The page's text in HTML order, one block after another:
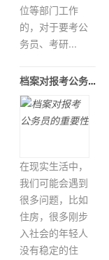
位等部门工作
的，对于要考公
务员、考研...
档案对报考公务员的重要性
在现实生活中，
我们可能会遇到
很多问题，比如
住房，很多刚步
入社会的年轻人
没有稳定的住